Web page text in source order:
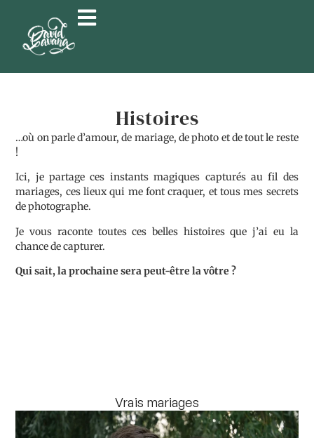
Histoires
…où on parle d’amour, de mariage, de photo et de tout le reste
!
Ici, je partage ces instants magiques capturés au fil des
mariages, ces lieux qui me font craquer, et tous mes secrets
de photographe.
Je vous raconte toutes ces belles histoires que j’ai eu la
chance de capturer.
Qui sait, la prochaine sera peut-être la vôtre ?
Vrais mariages